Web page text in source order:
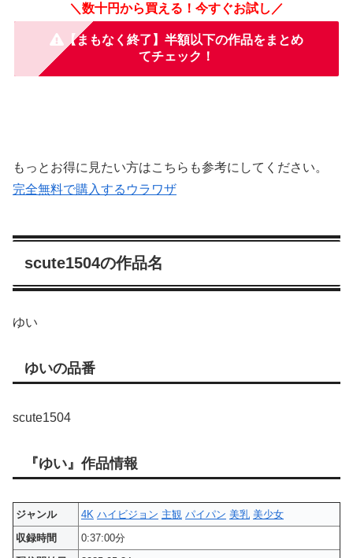
＼数十円から買える！今すぐお試し／
【まもなく終了】半額以下の作品をまとめ
てチェック！
もっとお得に見たい方はこちらも参考にしてください。
完全無料で購入するウラワザ
scute1504の作品名
ゆい
ゆいの品番
scute1504
『ゆい』作品情報
ジャンル 4K ハイビジョン 主観 パイパン 美乳 美少女
収録時間
0:37:00分